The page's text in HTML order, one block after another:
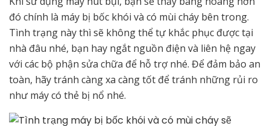
đó chính là máy bị bốc khói và có mùi cháy bên trong.
Tình trạng này thì sẽ không thể tự khắc phục được tại
nhà đâu nhé, bạn hay ngắt nguồn điện và liên hệ ngay
với các bộ phận sửa chữa để hỗ trợ nhé. Để đảm bảo an
toàn, hãy tránh càng xa càng tốt để tránh những rủi ro
như máy có thẻ bị nổ nhé.